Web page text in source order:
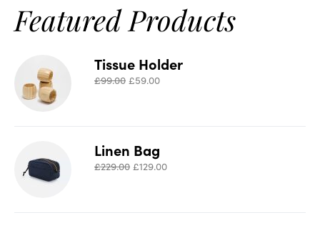
Featured Products
Tissue Holder
£99.00 £59.00
Linen Bag
£229.00 £129.00